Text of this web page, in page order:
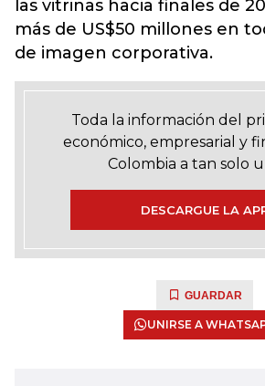
las vitrinas hacia finales de
más de US$50 millones en
de imagen corporativa.
Toda la información del
económico, empresarial y
Colombia a tan solo
DESCARGUE LA
GUARDAR
UNIRSE A